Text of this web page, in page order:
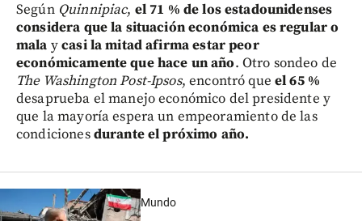
Según Quinnipiac, el 71 % de los estadounidenses
considera que la situación económica es regular o
mala ycasi la mitad afirma estar peor
económicamente que hace un año. Otro sondeo de
The Washington Post-Ipsos, encontró que el 65 %
desaprueba el manejo económico del presidente y
que la mayoría espera un empeoramiento de las
condicionesdurante el próximo año.
Mundo